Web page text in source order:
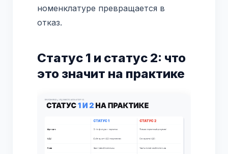
номенклатуре превращается в
отказ.
Статус 1 и статус 2: что
это значит на практике